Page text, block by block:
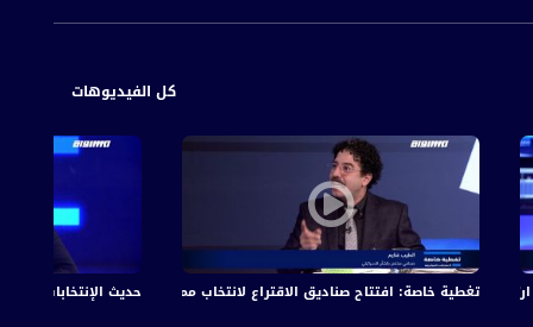
كل الفيديوهات
حديث الإنتخابات : تغطية
تغطية خاصة: افتتاح صناديق الاقتراع لانتخاب ممثلي الكنيست الرابعة
التصويت في المجتمع العربي الى 23 بالمئة